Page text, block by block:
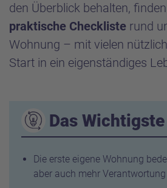
den Überblick behalten,
praktische Checkliste rund
Wohnung – mit vielen
Start in ein eigenständiges
Das
Die erste eigene Wohnung
aber auch mehr Verantwortung